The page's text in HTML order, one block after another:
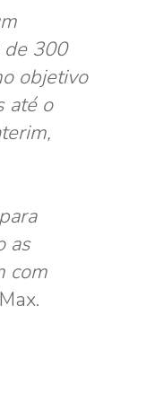
de 300
objetivo
até o
as
com